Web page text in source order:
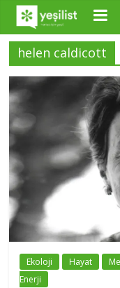
helen caldicott
Ekoloji Hayat
Enerji